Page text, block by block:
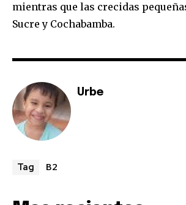
conversation.
To subscribe, simply enter your email
or click the subscribe button below. Don't
your privacy and won't spam your inbox.
safe with us.
mientras que las crecidas
Sucre y Cochabamba.
Urbe
Tag B2